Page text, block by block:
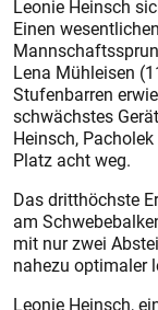
Leonie Heinsch
Einen
Lena Mühleisen
Stufenbarren
schwächstes
Heinsch,
Platz acht weg.
Das dritthöchste
am
mit nur zwei
nahezu optimaler
Leonie Heinsch,